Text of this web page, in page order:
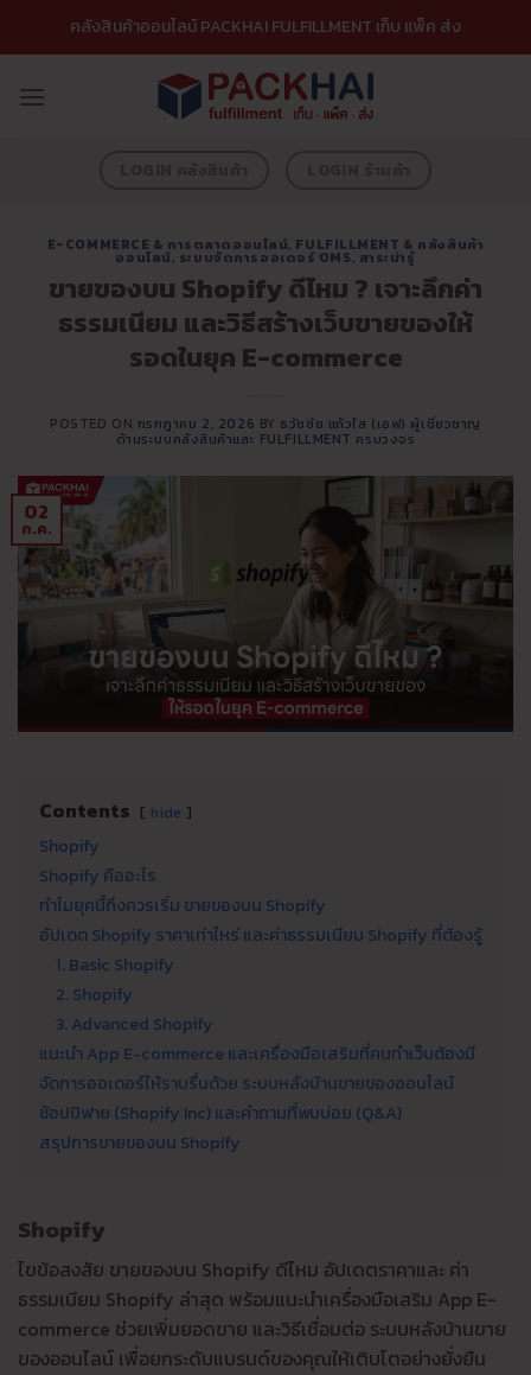
เนื้อหา
คลังสินค้าออนไลน์ PACKHAI FULFILLMENT เก็บ แพ็ค ส่ง
E-COMMERCE & การตลาดออนไลน์, FULFILLMENT & คลังสินค้า
ออนไลน์, ระบบจัดการออเดอร์ OMS, สาระน่ารู้
ขายของบน Shopify ดีไหม ? เจาะลึกค่า
ธรรมเนียม และวิธีสร้างเว็บขายของให้
รอดในยุค E-commerce
POSTED ON กรกฎาคม 2, 2026 BY ธวัชชัย แก้วใส (เอฟ) ผู้เชี่ยวชาญ
ด้านระบบคลังสินค้าและ FULFILLMENT ครบวงจร
02
ก.ค.
Contents hide
Shopify
Shopify คืออะไร
ทำไมยุคนี้ถึงควรเริ่ม ขายของบน Shopify
อัปเดต Shopify ราคาเท่าไหร่ และค่าธรรมเนียม Shopify ที่ต้องรู้
1. Basic Shopify
2. Shopify
3. Advanced Shopify
แนะนำ App E-commerce และเครื่องมือเสริมที่คนทำเว็บต้องมี
จัดการออเดอร์ให้ราบรื่นด้วย ระบบหลังบ้านขายของออนไลน์
ช้อปปิฟาย (Shopify Inc) และคำถามที่พบบ่อย (Q&A)
สรุปการขายของบน Shopify
Shopify
ไขข้อสงสัย ขายของบน Shopify ดีไหม อัปเดตราคาและ ค่า
ธรรมเนียม Shopify ล่าสุด พร้อมแนะนำเครื่องมือเสริม App E-
commerce ช่วยเพิ่มยอดขาย และวิธีเชื่อมต่อ ระบบหลังบ้านขาย
ของออนไลน์ เพื่อยกระดับแบรนด์ของคุณให้เติบโตอย่างยั่งยืน